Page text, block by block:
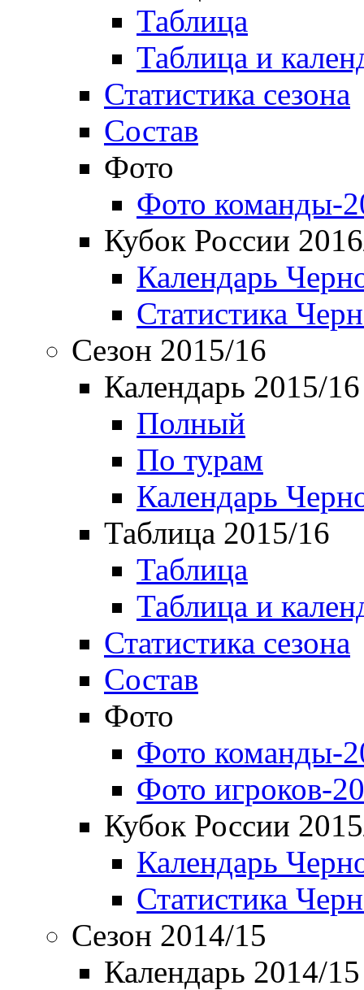
Таблица
Таблица и
Статистика сезона
Состав
Фото
Фото команды-
Кубок России
Календарь
Статистика
Сезон 2015/16
Календарь 2015/16
Полный
По турам
Календарь
Таблица 2015/16
Таблица
Таблица и
Статистика сезона
Состав
Фото
Фото команды-
Фото игроков-
Кубок России
Календарь
Статистика
Сезон 2014/15
Календарь 2014/15